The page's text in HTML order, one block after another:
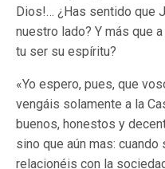
Dios!… ¿Has sentido que
nuestro lado? Y más que
tu ser su espíritu?
«Yo espero, pues, que
vengáis solamente a la
buenos, honestos y
sino que aún mas:
relacionéis con la